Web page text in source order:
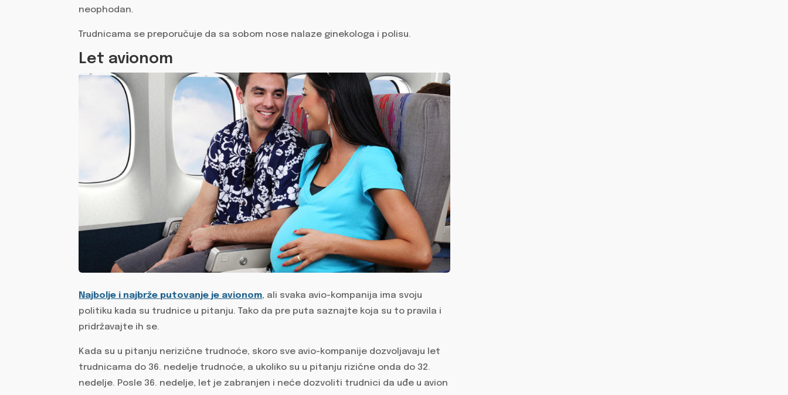
neophodan.
Trudnicama se preporučuje da sa sobom nose nalaze ginekologa i polisu.
Let avionom
Najbolje i najbrže putovanje je avionom, ali svaka avio-kompanija ima svoju
politiku kada su trudnice u pitanju. Tako da pre puta saznajte koja su to pravila i
pridržavajte ih se.
Kada su u pitanju nerizične trudnoće, skoro sve avio-kompanije dozvoljavaju let
trudnicama do 36. nedelje trudnoće, a ukoliko su u pitanju rizične onda do 32.
nedelje. Posle 36. nedelje, let je zabranjen i neće dozvoliti trudnici da uđe u avion